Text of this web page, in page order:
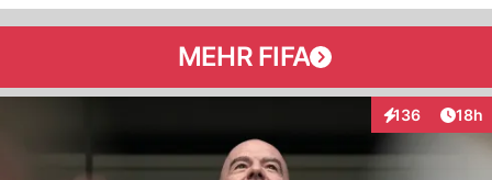
MEHR FIFA
136
Interaktionen
18h